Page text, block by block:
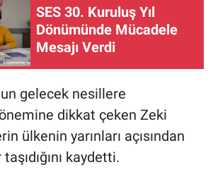
SES 30. Kuruluş Yıl
Dönümünde Mücadele
Mesajı Verdi
gelecek nesillere
önemine dikkat çeken Zeki
ülkenin yarınları açısından
kaydetti.